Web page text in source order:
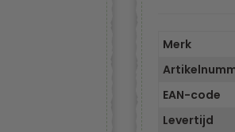
Merk
EAN-code
Levertijd